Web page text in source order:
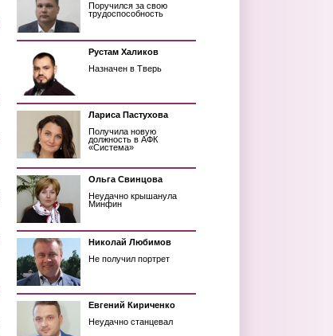
Поручился за свою
трудоспособность
Рустам Халиков
Назначен в Тверь
Лариса Пастухова
Получила новую
должность в АФК
«Система»
Ольга Свинцова
Неудачно крышанула
Минфин
Николай Любимов
Не получил портрет
Евгений Кириченко
Неудачно станцевал